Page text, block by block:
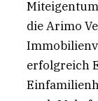
die Arimo
erfolgreich